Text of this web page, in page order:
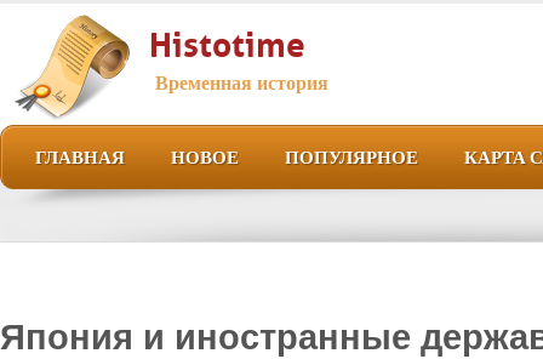
Histotime
Временная история
ГЛАВНАЯ НОВОЕ ПОПУЛЯРНОЕ КАРТА
Япония и иностранные